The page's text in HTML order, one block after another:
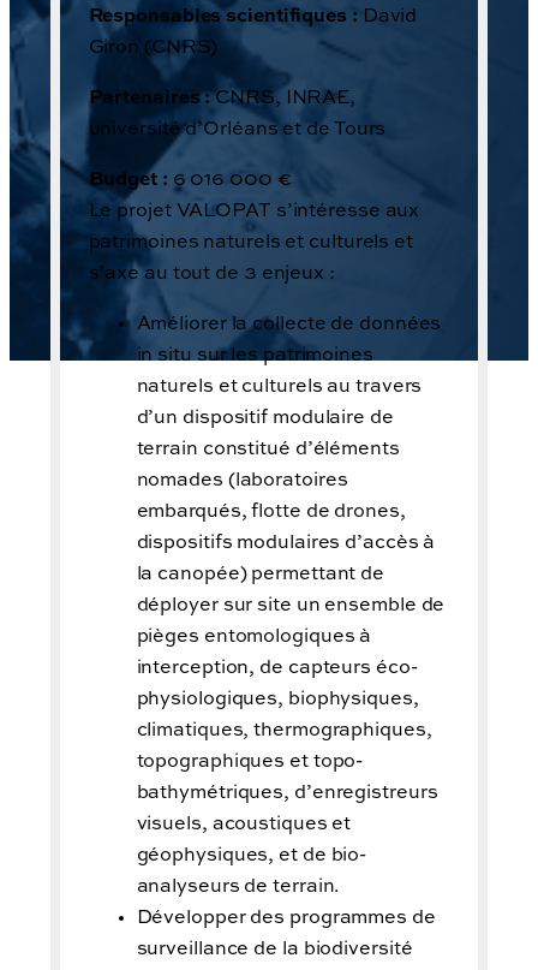
Responsables scientifiques : David
Giron (CNRS)
Partenaires :CNRS, INRAE,
université d’Orléans et de Tours
Budget : 6 016 000 €
Le projet VALOPAT s’intéresse aux
patrimoines naturels et culturels et
s’axe au tout de 3 enjeux :
Améliorer la collecte de données
in situ sur les patrimoines
naturels et culturels au travers
d’un dispositif modulaire de
terrain constitué d’éléments
nomades (laboratoires
embarqués, flotte de drones,
dispositifs modulaires d’accès à
la canopée) permettant de
déployer sur site un ensemble de
pièges entomologiques à
interception, de capteurs éco-
physiologiques, biophysiques,
climatiques, thermographiques,
topographiques et topo-
bathymétriques, d’enregistreurs
visuels, acoustiques et
géophysiques, et de bio-
analyseurs de terrain.
Développer des programmes de
surveillance de la biodiversité